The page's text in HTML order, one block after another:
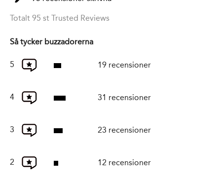
Totalt 95 st Trusted Reviews
Så tycker buzzadorerna
5 19 recensioner
4 31 recensioner
3 23 recensioner
2 12 recensioner